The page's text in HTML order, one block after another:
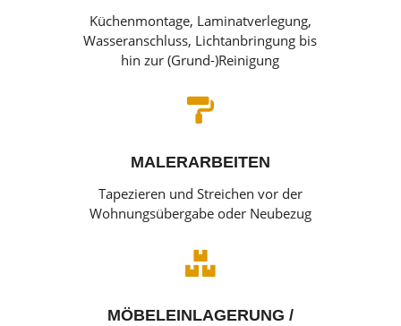
Küchenmontage, Laminatverlegung,
Wasseranschluss, Lichtanbringung bis
hin zur (Grund-)Reinigung

MALERARBEITEN
Tapezieren und Streichen vor der
Wohnungsübergabe oder Neubezug

MÖBELEINLAGERUNG /